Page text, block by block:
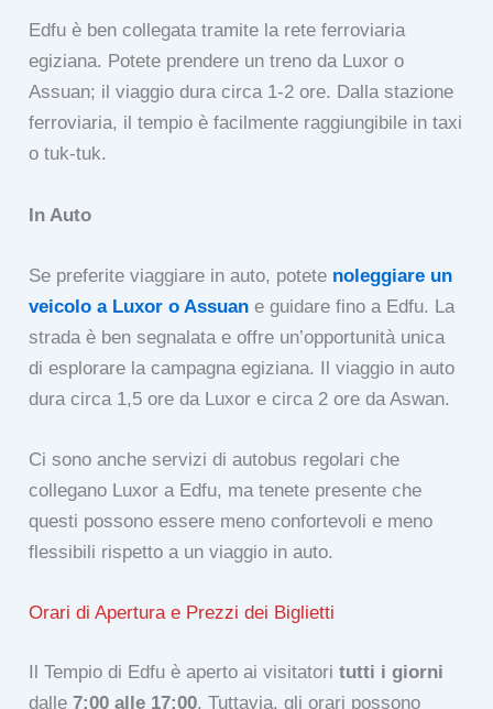
Edfu è ben collegata tramite la rete ferroviaria
egiziana. Potete prendere un treno da Luxor o
Assuan; il viaggio dura circa 1-2 ore. Dalla stazione
ferroviaria, il tempio è facilmente raggiungibile in taxi
o tuk-tuk.
In Auto
Se preferite viaggiare in auto, potete noleggiare un
veicolo a Luxor o Assuan e guidare fino a Edfu. La
strada è ben segnalata e offre un’opportunità unica
di esplorare la campagna egiziana. Il viaggio in auto
dura circa 1,5 ore da Luxor e circa 2 ore da Aswan.
Ci sono anche servizi di autobus regolari che
collegano Luxor a Edfu, ma tenete presente che
questi possono essere meno confortevoli e meno
flessibili rispetto a un viaggio in auto.
Orari di Apertura e Prezzi dei Biglietti
Il Tempio di Edfu è aperto ai visitatoritutti i giorni
dalle7:00 alle 17:00. Tuttavia, gli orari possono